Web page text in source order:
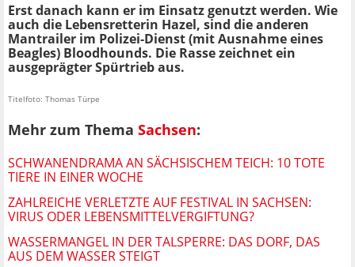
Erst danach kann er im Einsatz genutzt werden. Wie
auch die Lebensretterin Hazel, sind die anderen
Mantrailer im Polizei-Dienst (mit Ausnahme eines
Beagles) Bloodhounds. Die Rasse zeichnet ein
ausgeprägter Spürtrieb aus.
Titelfoto: Thomas Türpe
Mehr zum Thema Sachsen:
SCHWANENDRAMA AN SÄCHSISCHEM TEICH: 10 TOTE
TIERE IN EINER WOCHE
ZAHLREICHE VERLETZTE AUF FESTIVAL IN SACHSEN:
VIRUS ODER LEBENSMITTELVERGIFTUNG?
WASSERMANGEL IN DER TALSPERRE: DAS DORF, DAS
AUS DEM WASSER STEIGT